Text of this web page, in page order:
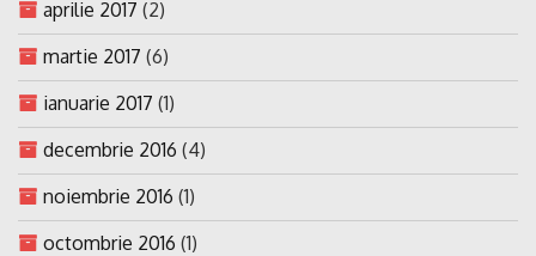
aprilie 2017 (2)
martie 2017 (6)
ianuarie 2017 (1)
decembrie 2016 (4)
noiembrie 2016 (1)
octombrie 2016 (1)